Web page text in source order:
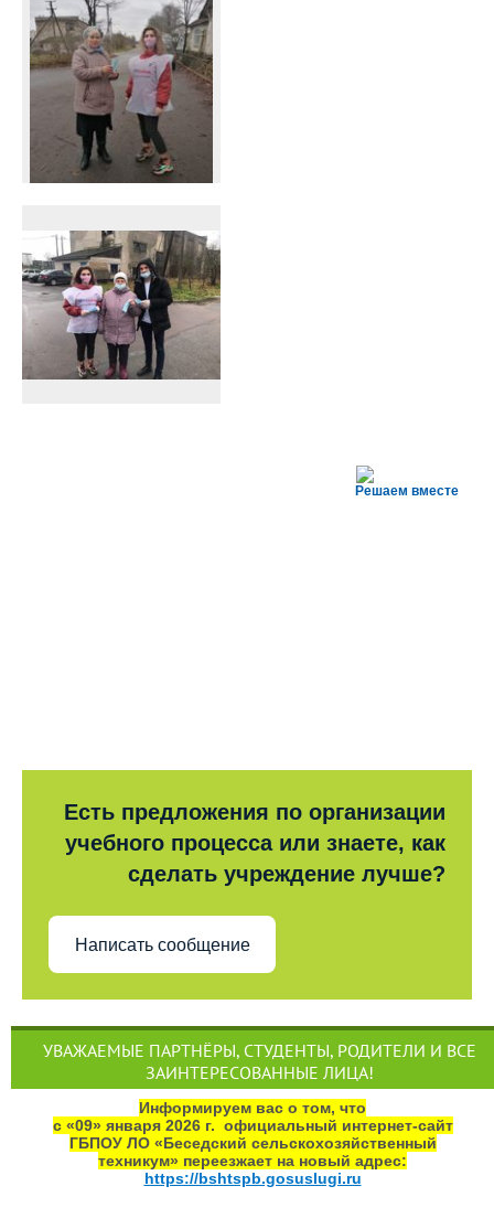
Решаем вместе
Есть предложения по организации
учебного процесса или знаете, как
сделать учреждение лучше?
Написать сообщение
УВАЖАЕМЫЕ ПАРТНЁРЫ, СТУДЕНТЫ, РОДИТЕЛИ И ВСЕ
ЗАИНТЕРЕСОВАННЫЕ ЛИЦА!
Информируем вас о том, что
с «09» января 2026 г. официальный интернет‑сайт
ГБПОУ ЛО «Беседский сельскохозяйственный
техникум» переезжает на новый адрес:
https://bshtspb.gosuslugi.ru